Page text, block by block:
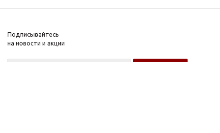
Подписывайтесь
на новости и акции